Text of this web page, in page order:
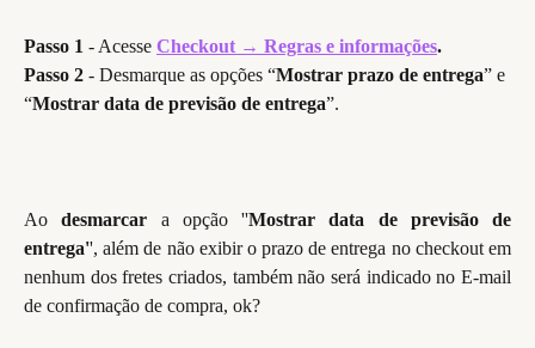
Passo 1 - Acesse Checkout → Regras e informações.
Passo 2 - Desmarque as opções “Mostrar prazo de entrega” e
“Mostrar data de previsão de entrega”.
Aodesmarcar a opção ''Mostrar data de previsão de
entrega'', além de não exibir o prazo de entrega no checkout em
nenhum dos fretes criados, também não será indicado no E-mail
de confirmação de compra, ok?